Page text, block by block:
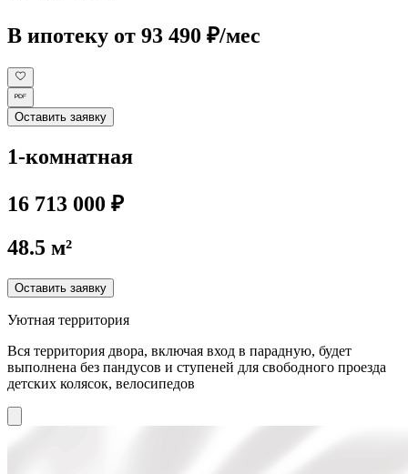
В ипотеку от 93 490 ₽/мес
Оставить заявку
1-комнатная
16 713 000 ₽
48.5 м²
Оставить заявку
Уютная территория
Вся территория двора, включая вход в парадную, будет
выполнена без пандусов и ступеней для свободного проезда
детских колясок, велосипедов